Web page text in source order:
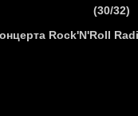
(30/32)